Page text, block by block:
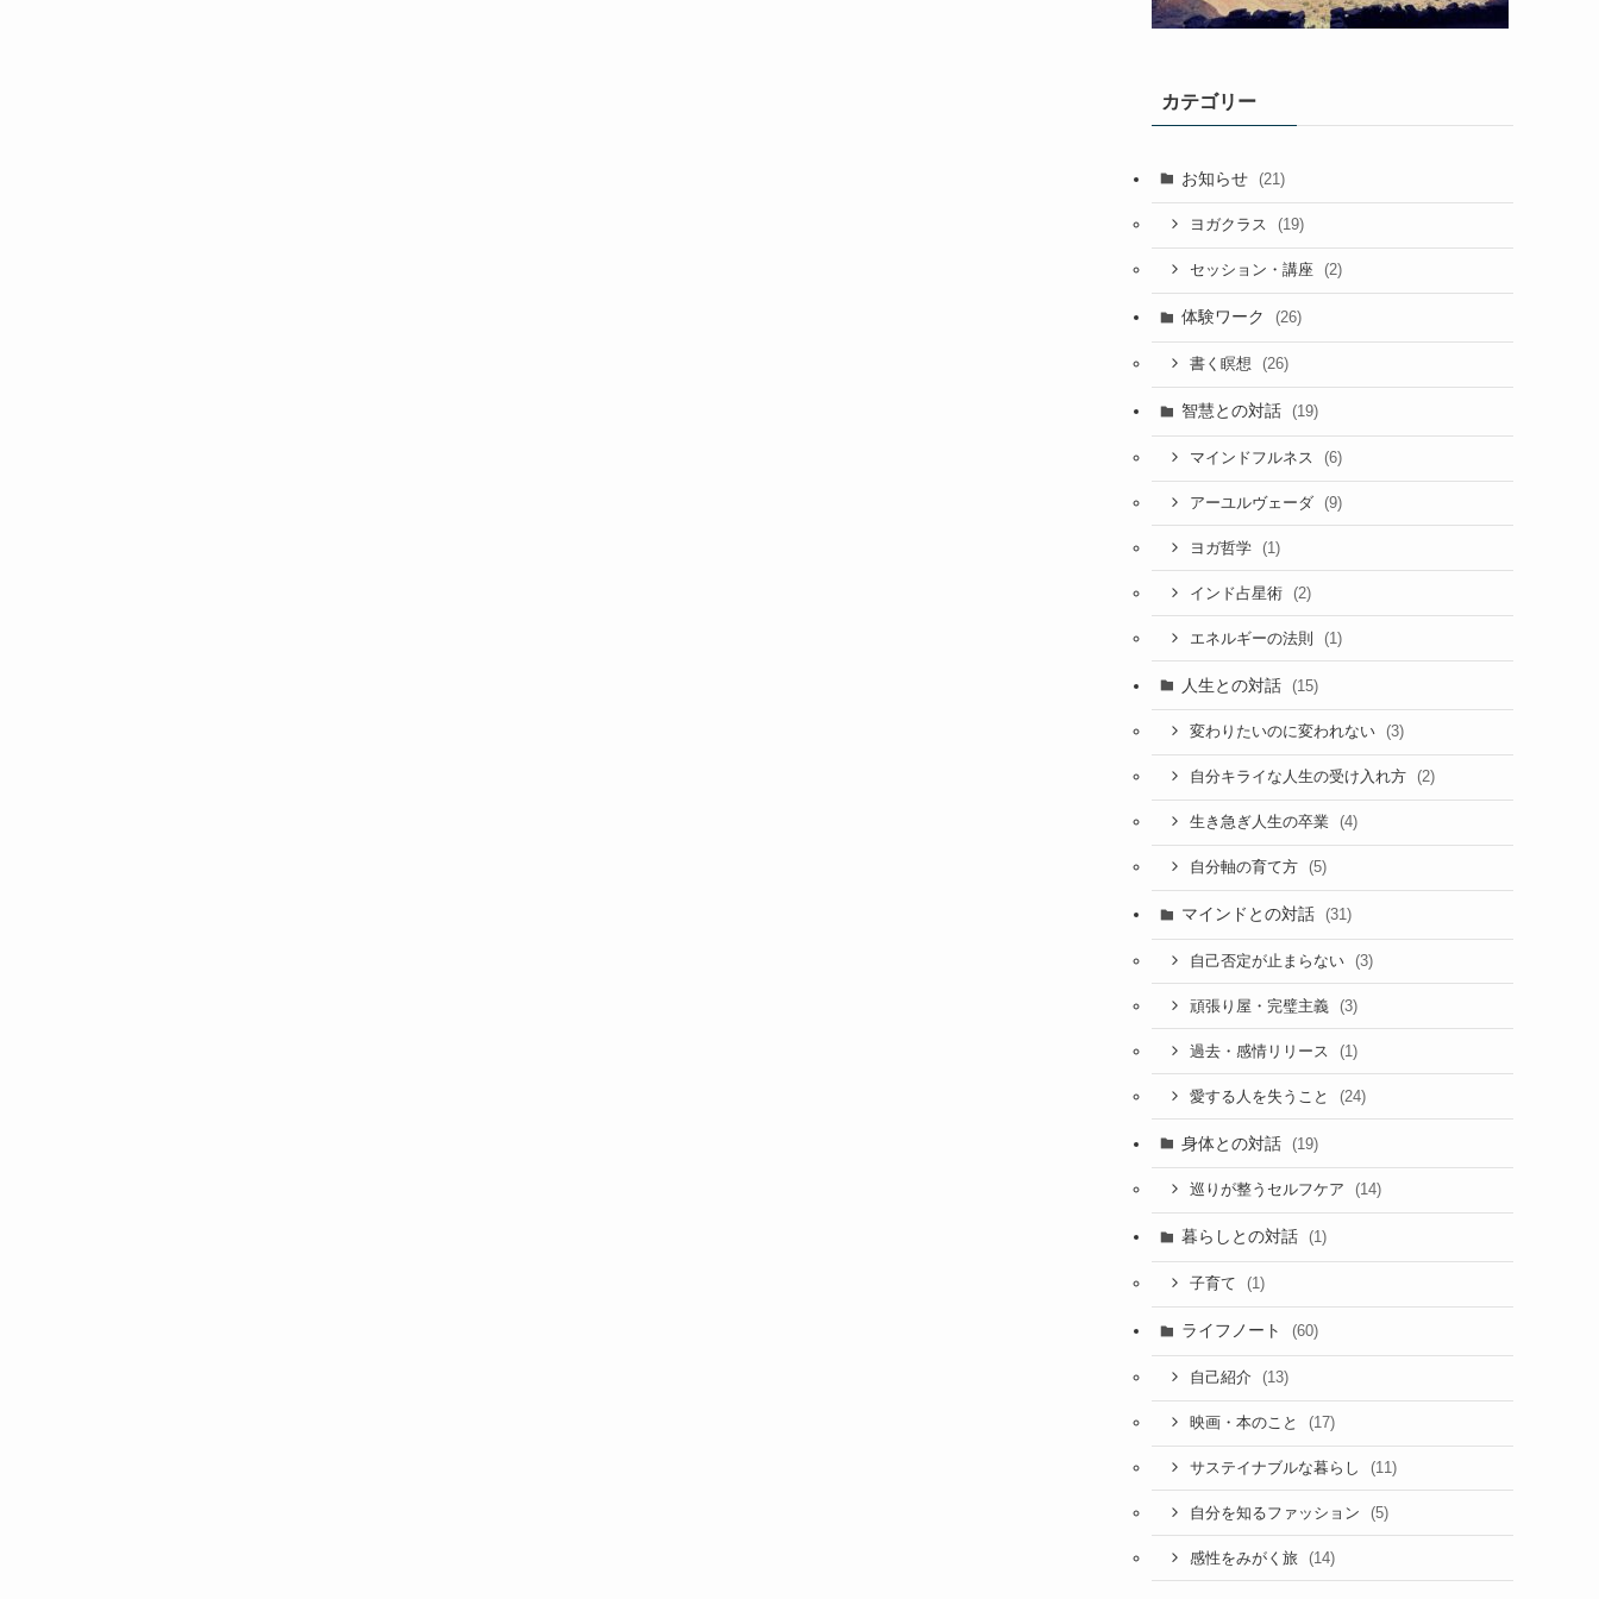
カテゴリー
お知らせ (21)
ヨガクラス (19)
セッション・講座 (2)
体験ワーク (26)
書く瞑想 (26)
智慧との対話 (19)
マインドフルネス (6)
アーユルヴェーダ (9)
ヨガ哲学 (1)
インド占星術 (2)
エネルギーの法則 (1)
人生との対話 (15)
変わりたいのに変われない (3)
自分キライな人生の受け入れ方 (2)
生き急ぎ人生の卒業 (4)
自分軸の育て方 (5)
マインドとの対話 (31)
自己否定が止まらない (3)
頑張り屋・完璧主義 (3)
過去・感情リリース (1)
愛する人を失うこと (24)
身体との対話 (19)
巡りが整うセルフケア (14)
暮らしとの対話 (1)
子育て (1)
ライフノート (60)
自己紹介 (13)
映画・本のこと (17)
サステイナブルな暮らし (11)
自分を知るファッション (5)
感性をみがく旅 (14)